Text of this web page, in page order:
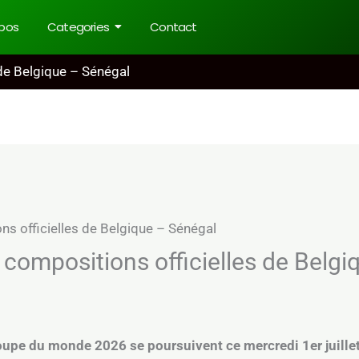
Categories Contact
Belgique – Sénégal
officielles de
du monde 2026 se poursuivent ce mercredi 1er